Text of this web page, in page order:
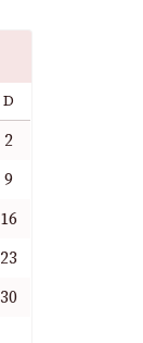
D
2
9
16
23
30